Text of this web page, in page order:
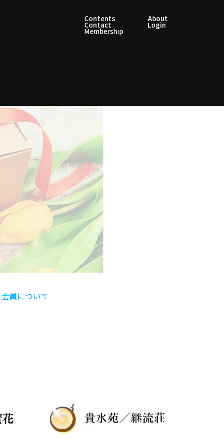
Contents About
Contact Login
Membership
会員について